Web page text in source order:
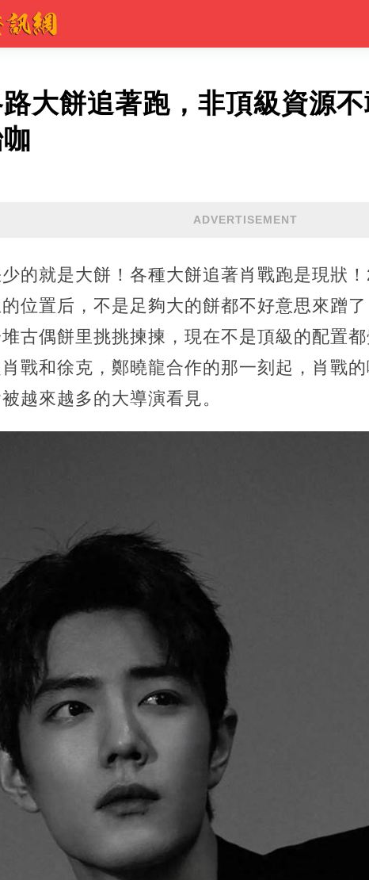
大餅追著跑，非頂級資源
ADVERTISEMENT
的就是大餅！各種大餅追著肖戰跑是現狀
位置后，不是足夠大的餅都不好意思來蹭
古偶餅里挑挑揀揀，現在不是頂級的配置
戰和徐克，鄭曉龍合作的那一刻起，肖戰
越來越多的大導演看見。